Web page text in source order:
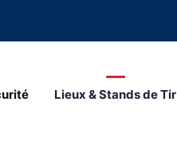
Lieux & Stands de Tir